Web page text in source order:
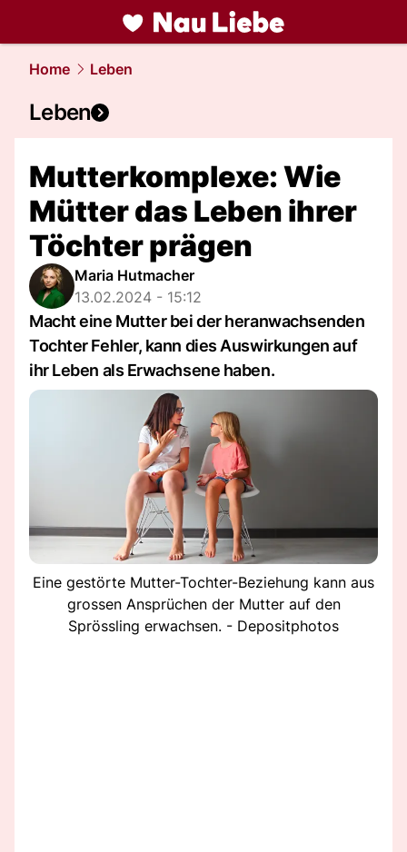
liebe.NAU.ch
Home Leben
Leben
Mutterkomplexe: Wie
Mütter das Leben ihrer
Töchter prägen
Maria Hutmacher
13.02.2024 - 15:12
Macht eine Mutter bei der heranwachsenden
Tochter Fehler, kann dies Auswirkungen auf
ihr Leben als Erwachsene haben.
Eine gestörte Mutter-Tochter-Beziehung kann aus
grossen Ansprüchen der Mutter auf den
Sprössling erwachsen. - Depositphotos